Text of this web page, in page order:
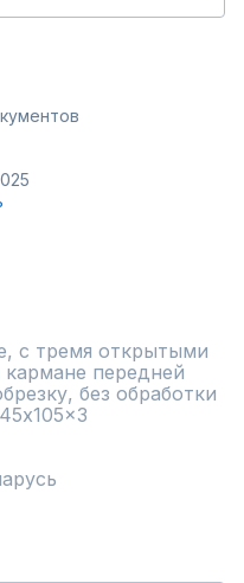
с тремя открытыми
передней
без обработки